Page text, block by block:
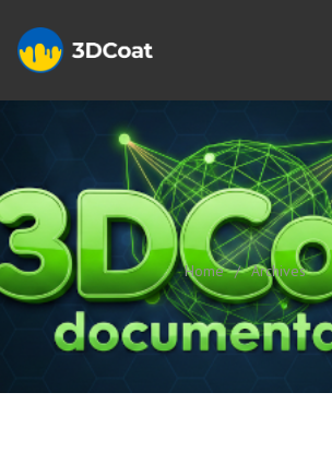
Archives
Home / Archives